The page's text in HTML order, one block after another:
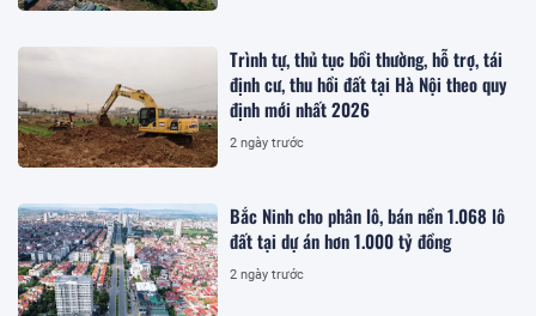
Trình tự, thủ tục bồi thường, hỗ trợ, tái
định cư, thu hồi đất tại Hà Nội theo quy
định mới nhất 2026
2 ngày trước
Bắc Ninh cho phân lô, bán nền 1.068 lô
đất tại dự án hơn 1.000 tỷ đồng
2 ngày trước